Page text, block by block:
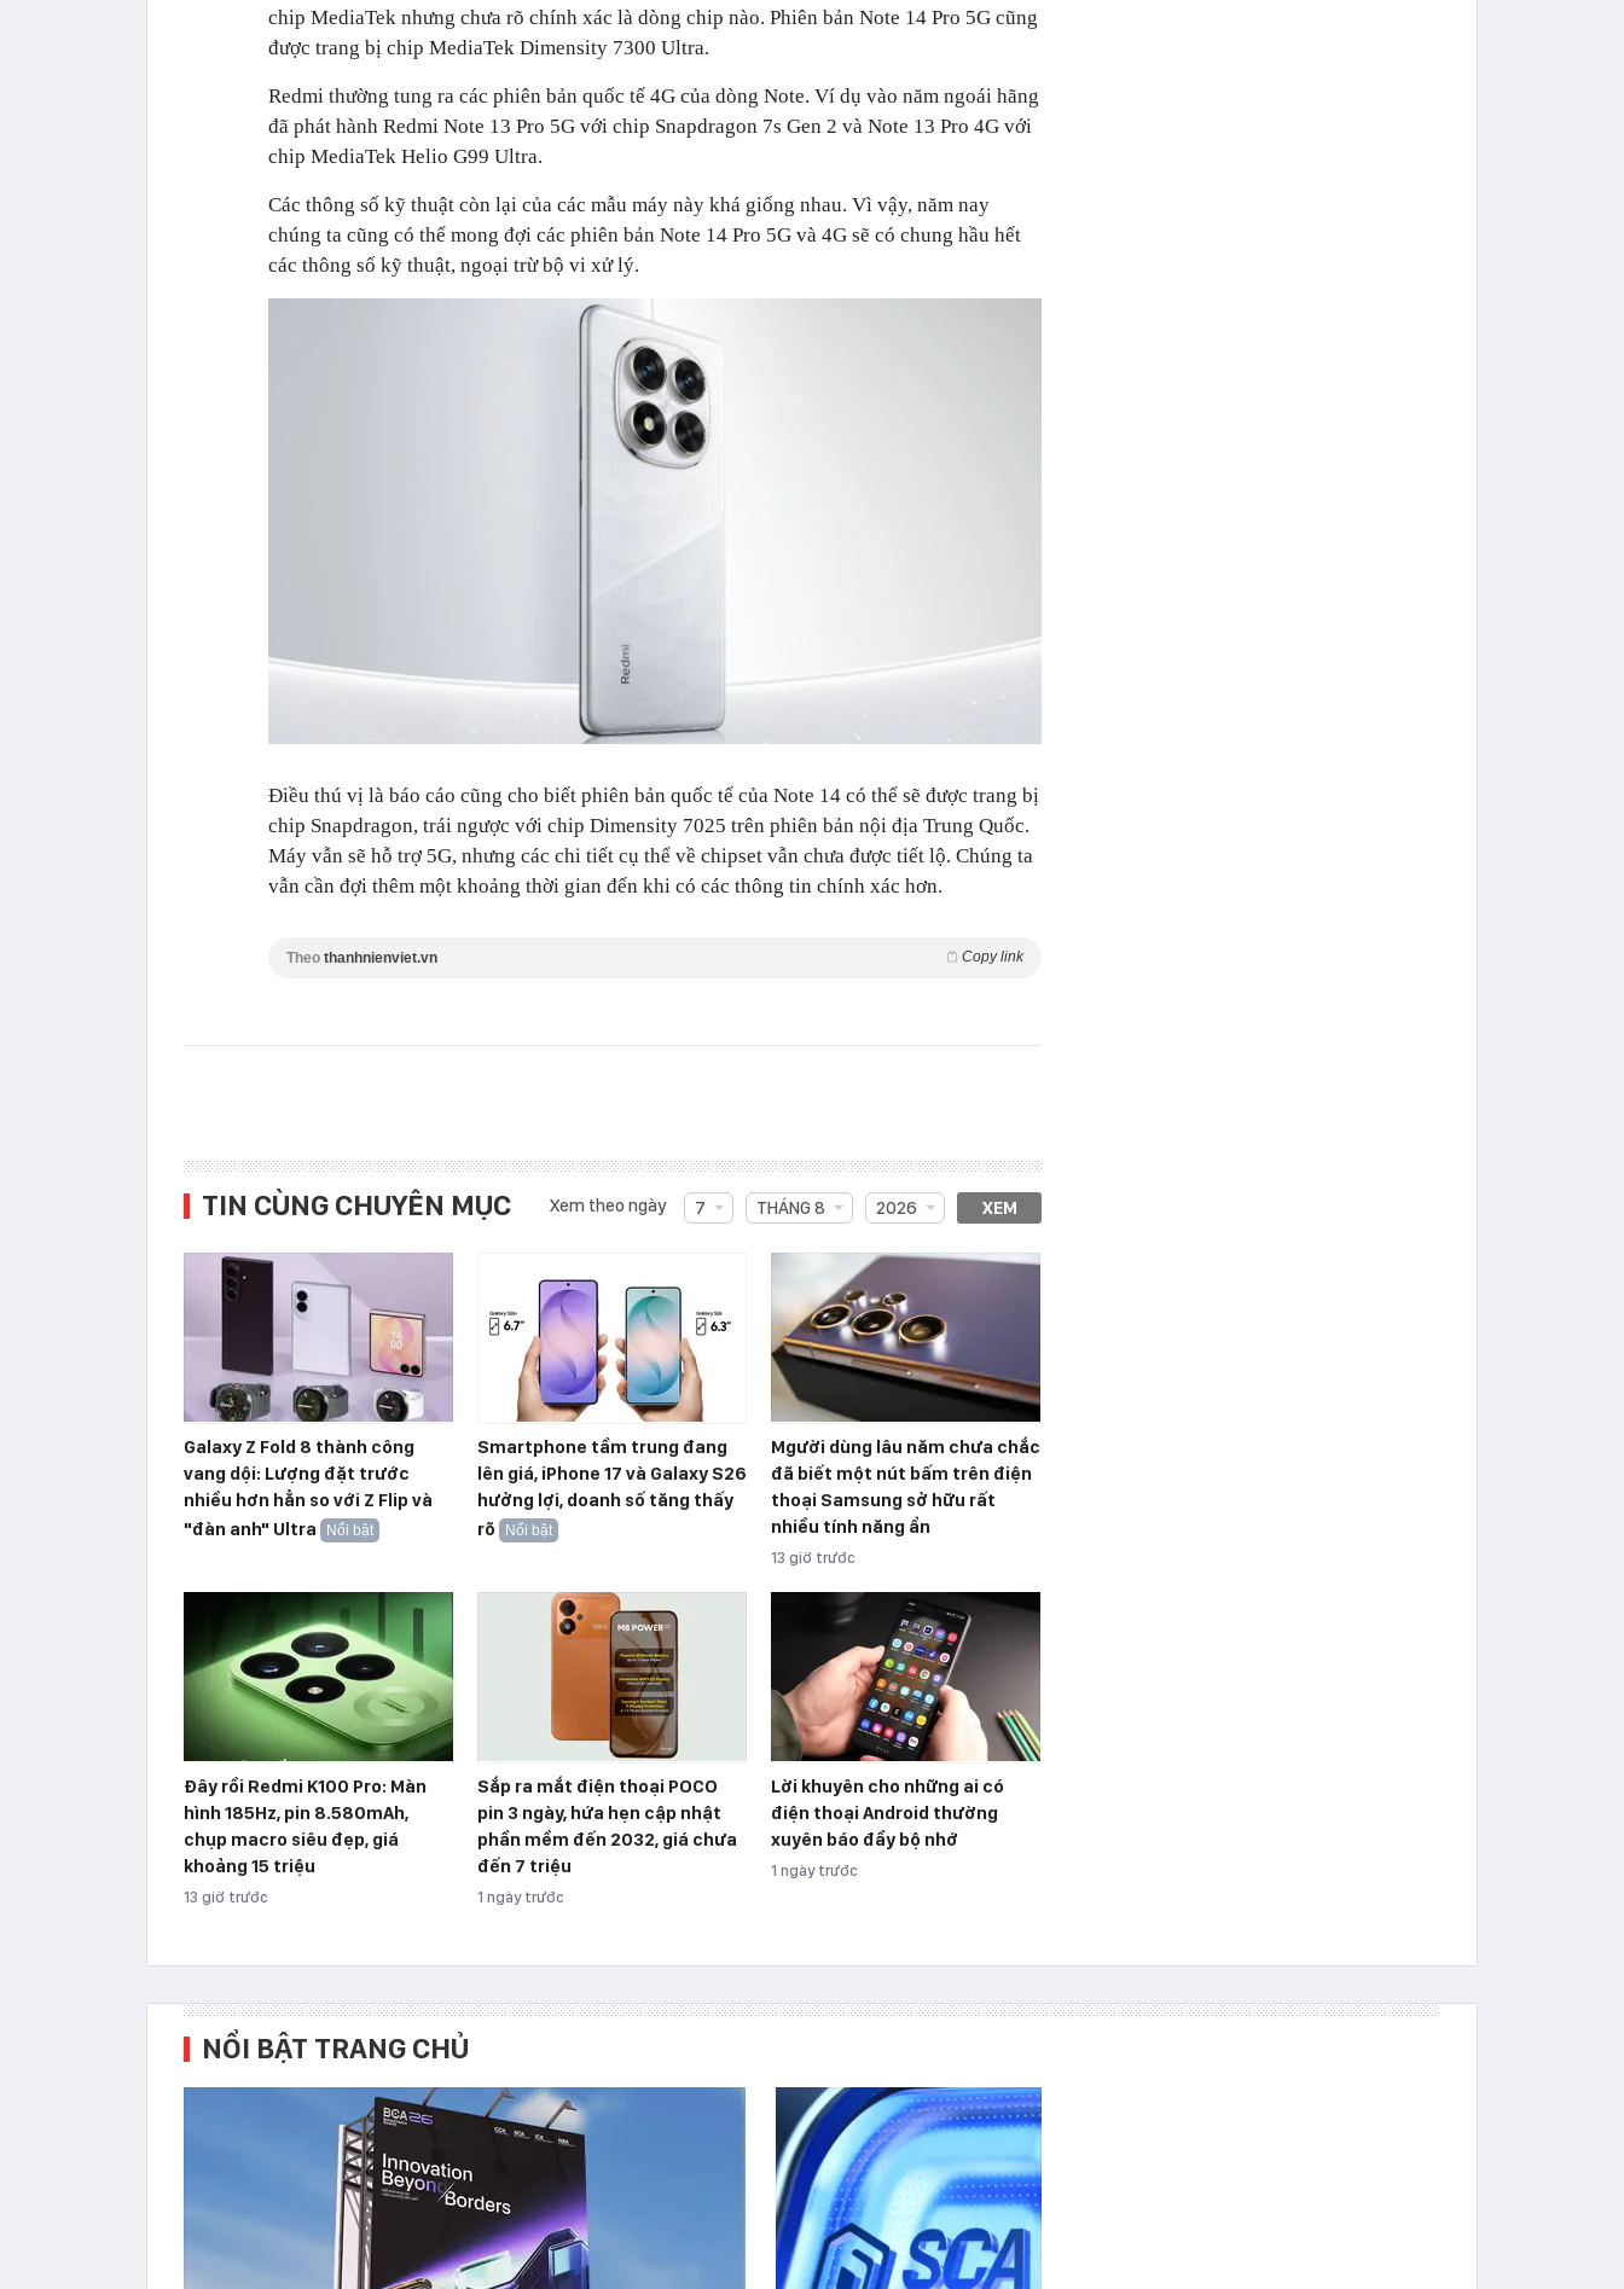
chip MediaTek nhưng chưa rõ chính xác là dòng chip nào. Phiên bản Note 14 Pro 5G cũng
được trang bị chip MediaTek Dimensity 7300 Ultra.
Redmi thường tung ra các phiên bản quốc tế 4G của dòng Note. Ví dụ vào năm ngoái hãng
đã phát hành Redmi Note 13 Pro 5G với chip Snapdragon 7s Gen 2 và Note 13 Pro 4G với
chip MediaTek Helio G99 Ultra.
Các thông số kỹ thuật còn lại của các mẫu máy này khá giống nhau. Vì vậy, năm nay
chúng ta cũng có thể mong đợi các phiên bản Note 14 Pro 5G và 4G sẽ có chung hầu hết
các thông số kỹ thuật, ngoại trừ bộ vi xử lý.
Điều thú vị là báo cáo cũng cho biết phiên bản quốc tế của Note 14 có thể sẽ được trang bị
chip Snapdragon, trái ngược với chip Dimensity 7025 trên phiên bản nội địa Trung Quốc.
Máy vẫn sẽ hỗ trợ 5G, nhưng các chi tiết cụ thể về chipset vẫn chưa được tiết lộ. Chúng ta
vẫn cần đợi thêm một khoảng thời gian đến khi có các thông tin chính xác hơn.
Theo thanhnienviet.vn Copy link
TIN CÙNG CHUYÊN MỤC Xem theo ngày 7 THÁNG 8 2026 XEM
Galaxy Z Fold 8 thành công
vang dội: Lượng đặt trước
nhiều hơn hẳn so với Z Flip và
"đàn anh" Ultra
Nổi bật
Smartphone tầm trung đang
lên giá, iPhone 17 và Galaxy S26
hưởng lợi, doanh số tăng thấy
rõ
Nổi bật
Mgười dùng lâu năm chưa chắc
đã biết một nút bấm trên điện
thoại Samsung sở hữu rất
nhiều tính năng ẩn
13 giờ trước
Đây rồi Redmi K100 Pro: Màn
hình 185Hz, pin 8.580mAh,
chụp macro siêu đẹp, giá
khoảng 15 triệu
13 giờ trước
Sắp ra mắt điện thoại POCO
pin 3 ngày, hứa hẹn cập nhật
phần mềm đến 2032, giá chưa
đến 7 triệu
1 ngày trước
Lời khuyên cho những ai có
điện thoại Android thường
xuyên báo đầy bộ nhớ
1 ngày trước
NỔI BẬT TRANG CHỦ